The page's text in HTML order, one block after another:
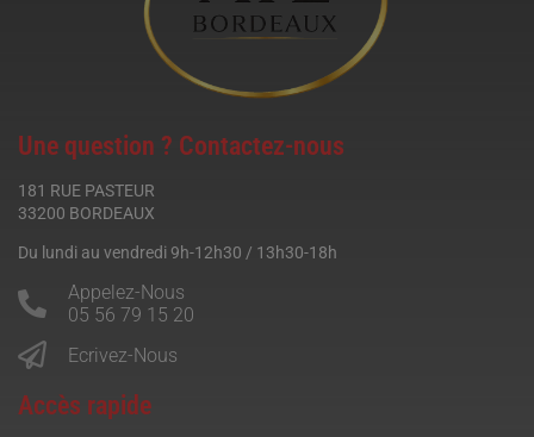
Une question ? Contactez-nous
181 RUE PASTEUR
33200 BORDEAUX
Du lundi au vendredi 9h-12h30 / 13h30-18h
Appelez-Nous
05 56 79 15 20
Ecrivez-Nous
Accès rapide